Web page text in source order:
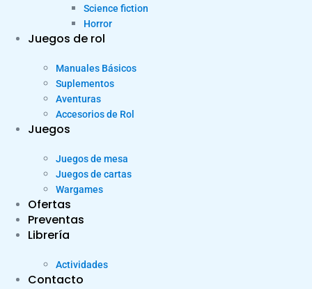
Science fiction
Horror
Juegos de rol
Manuales Básicos
Suplementos
Aventuras
Accesorios de Rol
Juegos
Juegos de mesa
Juegos de cartas
Wargames
Ofertas
Preventas
Librería
Actividades
Contacto